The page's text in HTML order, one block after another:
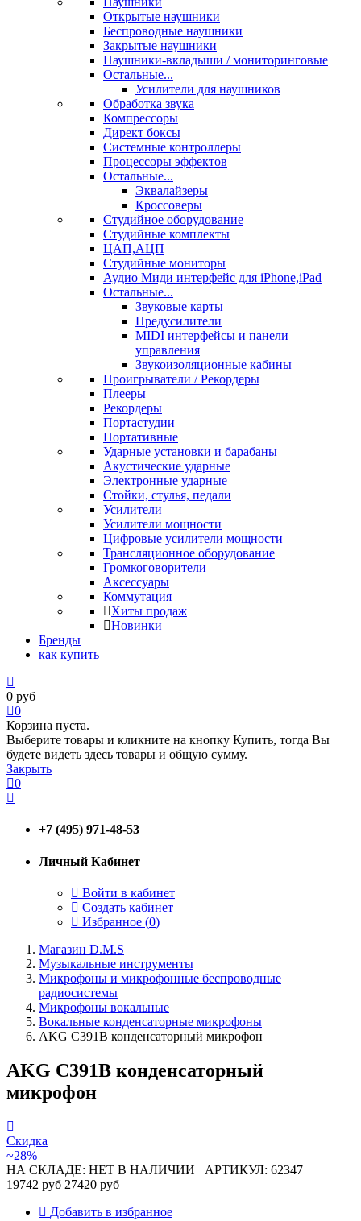
Открытые наушники
Беспроводные наушники
Закрытые наушники
Наушники-вкладыши / мониторинговые
Остальные...
Усилители для наушников
Обработка звука
Компрессоры
Директ боксы
Системные контроллеры
Процессоры эффектов
Остальные...
Эквалайзеры
Кроссоверы
Студийное оборудование
Студийные комплекты
ЦАП,АЦП
Студийные мониторы
Аудио Миди интерфейс для iPhone,iPad
Остальные...
Звуковые карты
Предусилители
MIDI интерфейсы и панели
управления
Звукоизоляционные кабины
Проигрыватели / Рекордеры
Плееры
Рекордеры
Портастудии
Портативные
Ударные установки и барабаны
Акустические ударные
Электронные ударные
Стойки, стулья, педали
Усилители
Усилители мощности
Цифровые усилители мощности
Трансляционное оборудование
Громкоговорители
Аксессуары
Коммутация
Хиты продаж
Новинки
Бренды
как купить
0 руб
0
Корзина пуста.
Выберите товары и кликните на кнопку Купить, тогда Вы
будете видеть здесь товары и общую сумму.
Закрыть
0
+7 (495) 971-48-53
Личный Кабинет
Войти в кабинет
Создать кабинет
Избранное (0)
Магазин D.M.S
Музыкальные инструменты
Микрофоны и микрофонные беспроводные
радиосистемы
Микрофоны вокальные
Вокальные конденсаторные микрофоны
AKG C391B конденсаторный микрофон
AKG C391B конденсаторный
микрофон
Скидка
~28%
НА СКЛАДЕ: НЕТ В НАЛИЧИИ АРТИКУЛ: 62347
19742 руб 27420 руб
Добавить в избранное